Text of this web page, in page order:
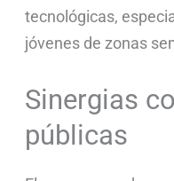
tecnológicas,
jóvenes de zonas
Sinergias
públicas